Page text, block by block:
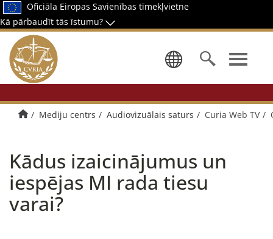
Oficiāla Eiropas Savienības tīmekļvietne
Kā pārbaudīt tās īstumu?
Izvēlēties
Sākumlapa
Mediju centrs Audiovizuālais saturs Curia Web TV
Kādus izaicinājumus un
iespējas MI rada tiesu
varai?